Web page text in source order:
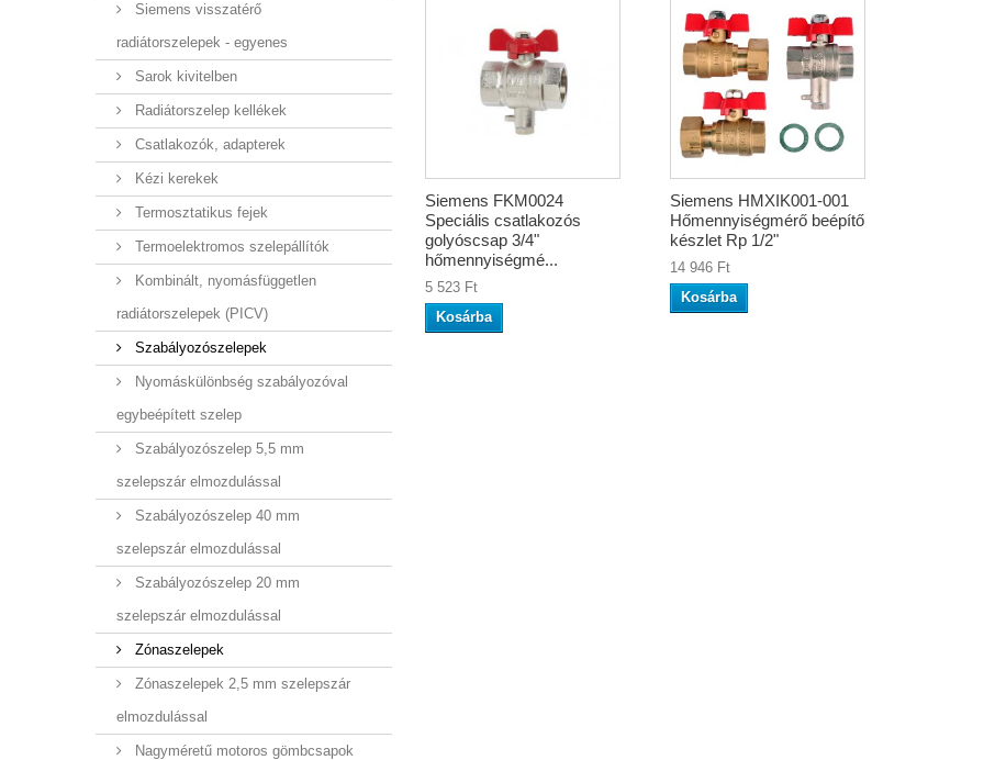
Siemens visszatérő
radiátorszelepek - egyenes
Sarok kivitelben
Radiátorszelep kellékek
Csatlakozók, adapterek
Kézi kerekek
Termosztatikus fejek
Termoelektromos szelepállítók
Kombinált, nyomásfüggetlen
radiátorszelepek (PICV)
Szabályozószelepek
Nyomáskülönbség szabályozóval
egybeépített szelep
Szabályozószelep 5,5 mm
szelepszár elmozdulással
Szabályozószelep 40 mm
szelepszár elmozdulással
Szabályozószelep 20 mm
szelepszár elmozdulással
Zónaszelepek
Zónaszelepek 2,5 mm szelepszár
elmozdulással
Nagyméretű motoros gömbcsapok
Siemens FKM0024
Speciális csatlakozós
golyóscsap 3/4"
hőmennyiségmé...
5 523 Ft
Kosárba
Siemens HMXIK001-001
Hőmennyiségmérő beépítő
készlet Rp 1/2"
14 946 Ft
Kosárba